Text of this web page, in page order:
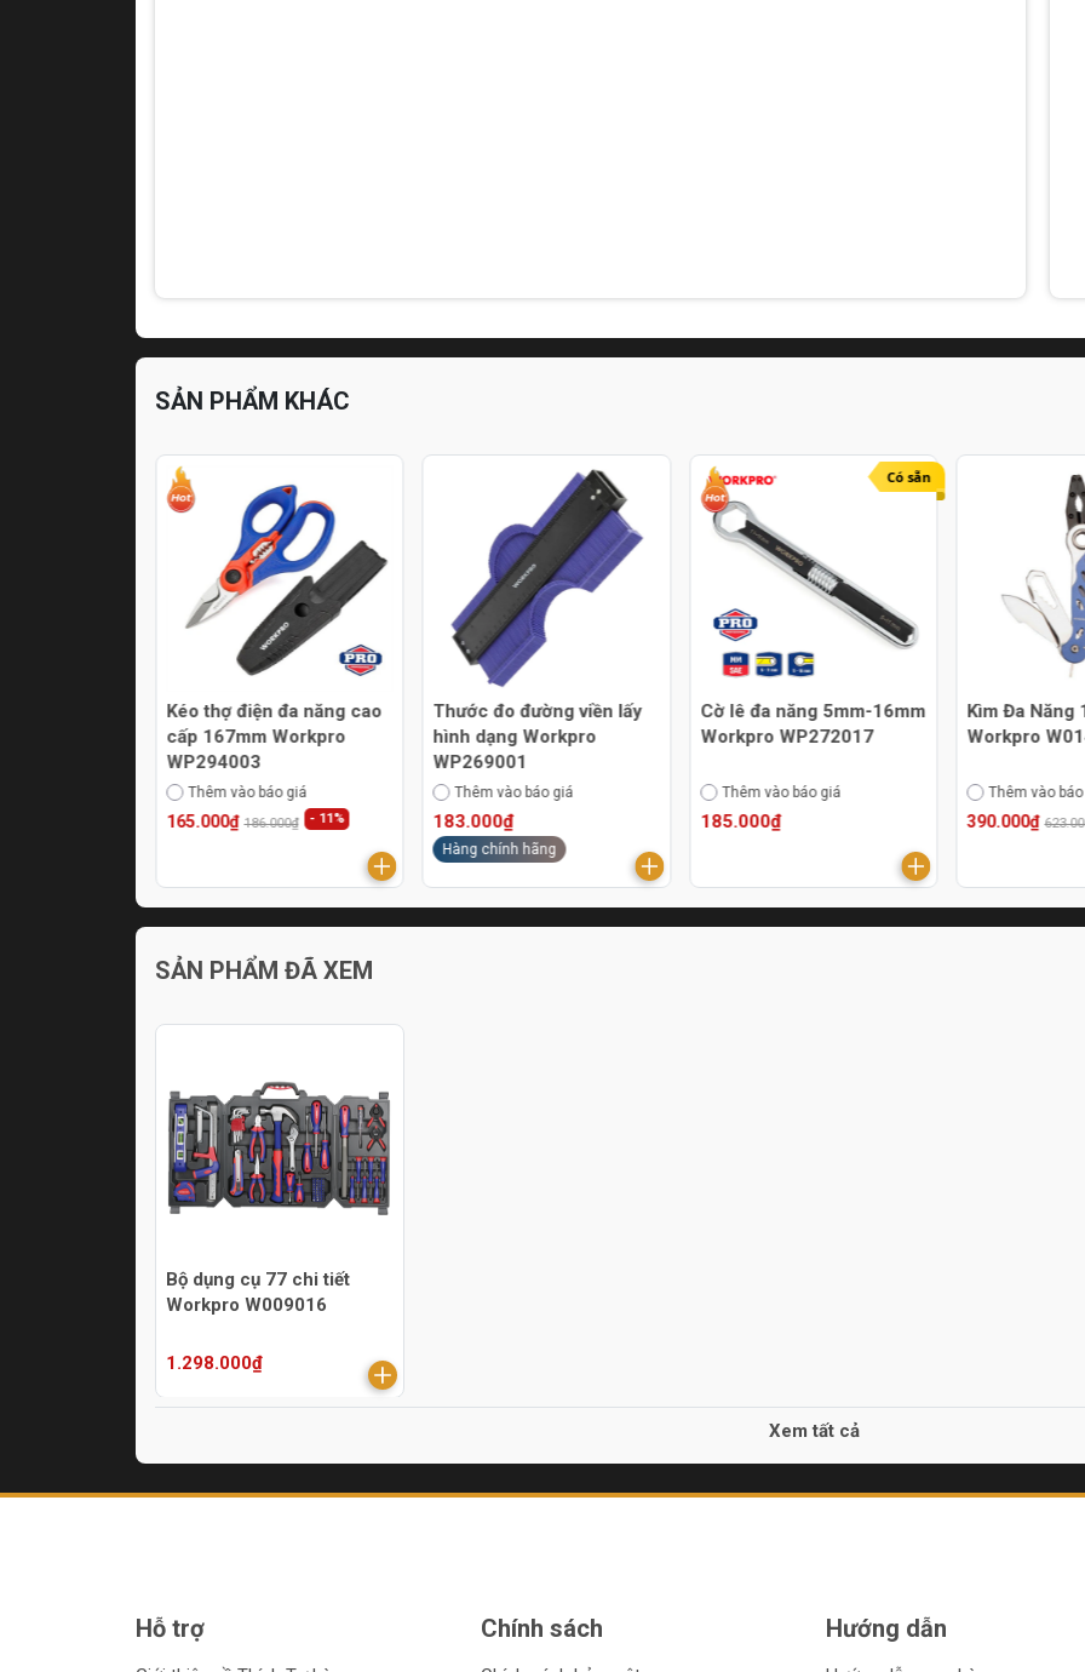
SẢN PHẨM KHÁC
Kéo thợ điện đa năng cao
cấp 167mm Workpro
WP294003
Thêm vào báo giá
165.000₫ 186.000₫ - 11%
Thước đo đường viền lấy
hình dạng Workpro
WP269001
Thêm vào báo giá
183.000₫
Hàng chính hãng
Có sẵn
Cờ lê đa năng 5mm-16mm
Workpro WP272017
Thêm vào báo giá
185.000₫
Kìm Đa Năng
Workpro
Thêm vào
390.000₫
SẢN PHẨM ĐÃ XEM
Bộ dụng cụ 77 chi tiết
Workpro W009016
1.298.000₫
Xem tất cả
Hỗ trợ Chính sách Hướng dẫn